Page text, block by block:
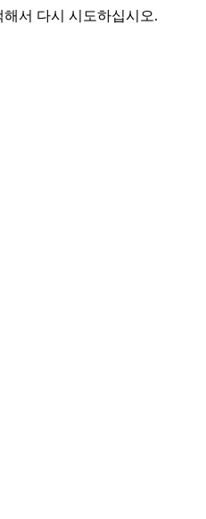
서 다시 시도하십시오.